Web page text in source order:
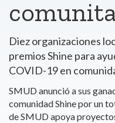
Diez organizaciones
premios Shine para
COVID-19 en
SMUD anunció a sus
comunidad Shine por un
de SMUD apoya